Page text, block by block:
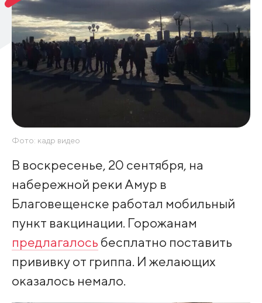
Фото: кадр видео
В воскресенье, 20 сентября, на
набережной реки Амур в
Благовещенске работал мобильный
пункт вакцинации. Горожанам
предлагалось бесплатно поставить
прививку от гриппа. И желающих
оказалось немало.